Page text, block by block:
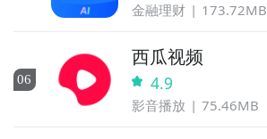
金融理财 173.72MB
06
西瓜视频
4.9
影音播放 75.46MB